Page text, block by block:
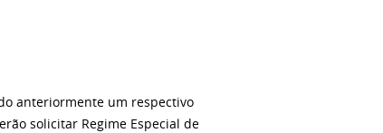
anteriormente um respectivo
solicitar Regime Especial de